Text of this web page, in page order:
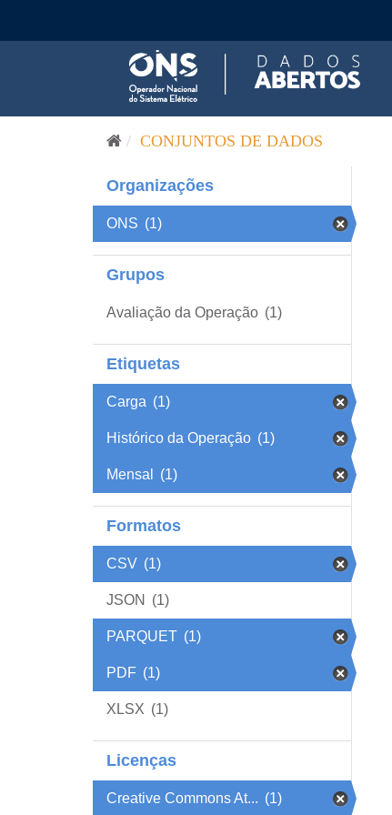
CONJUNTOS DE DADOS
Organizações
ONS (1)
Grupos
Avaliação da Operação (1)
Etiquetas
Carga (1)
Histórico da Operação (1)
Mensal (1)
Formatos
CSV (1)
JSON (1)
PARQUET (1)
PDF (1)
XLSX (1)
Licenças
Creative Commons At... (1)